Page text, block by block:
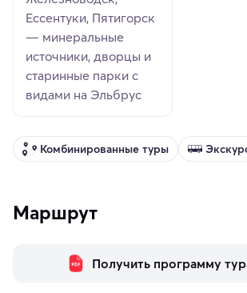
Ессентуки, Пятигорск
— минеральные
источники, дворцы и
старинные парки с
видами на Эльбрус
Комбинированные туры
Маршрут
Получить программу